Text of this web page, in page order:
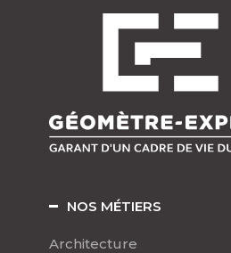
NOS MÉTIERS
Architecture